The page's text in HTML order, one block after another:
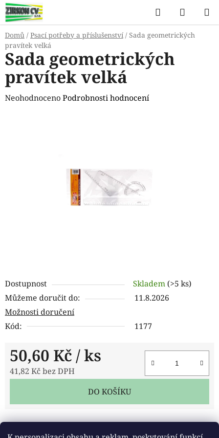
Přejít
na
obsah
Hledat
KOŠÍK
Domů / Psací potřeby a příslušenství / Sada geometrických
pravítek velká
Dostupnost Skladem (>5 ks)
Můžeme doručit do:
11.8.2026
Možnosti doručení
Kód:
1177
50,60 Kč / ks
41,82 Kč bez DPH
DO KOŠÍKU
Sada geometrických
pravítek velká
Průměrné
NeohodnocenoPodrobnosti hodnocení